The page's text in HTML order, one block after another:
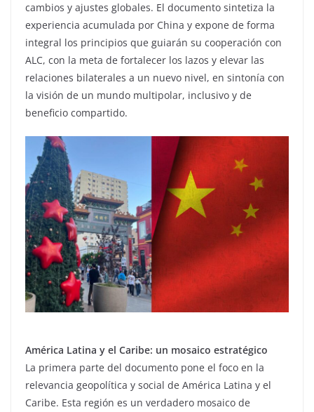
cambios y ajustes globales. El documento sintetiza la
experiencia acumulada por China y expone de forma
integral los principios que guiarán su cooperación con
ALC, con la meta de fortalecer los lazos y elevar las
relaciones bilaterales a un nuevo nivel, en sintonía con
la visión de un mundo multipolar, inclusivo y de
beneficio compartido.
América Latina y el Caribe: un mosaico estratégico
La primera parte del documento pone el foco en la
relevancia geopolítica y social de América Latina y el
Caribe. Esta región es un verdadero mosaico de